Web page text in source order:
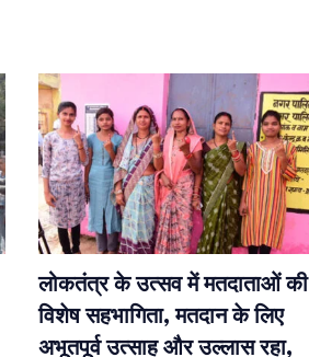
लोकतंत्र के उत्सव में मतदाताओं की
विशेष सहभागिता, मतदान के लिए
अभूतपूर्व उत्साह और उल्लास रहा,